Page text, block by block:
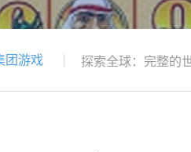
团游戏 探索全球：完整的